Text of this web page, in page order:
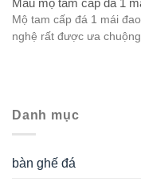
Mộ tam cấp đá 1 mái
nghệ rất được ưa
Danh mục
bàn ghế đá